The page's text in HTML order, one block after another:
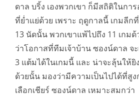
ดาล บริ้ง เองพวกเขา ก็มีสถิติในกา
ที่ย่ำแย่ด้วย เพราะ ฤดูกาลนี้ เกมลี
13 นัดนั้น พวกเขาแพ้ไปถึง 11 เกม
ว่าโอกาสที่ทีมเจ้าบ้าน ซองน์ดาล จะ
3 แต้มได้ในเกมนี้ และ น่าจะลุ้นให้
ด้วยนั้น มองว่ามีความเป็นไปได้ที่สูง
เลือกเชียร์ ซองน์ดาล เหมาะสมกว่า